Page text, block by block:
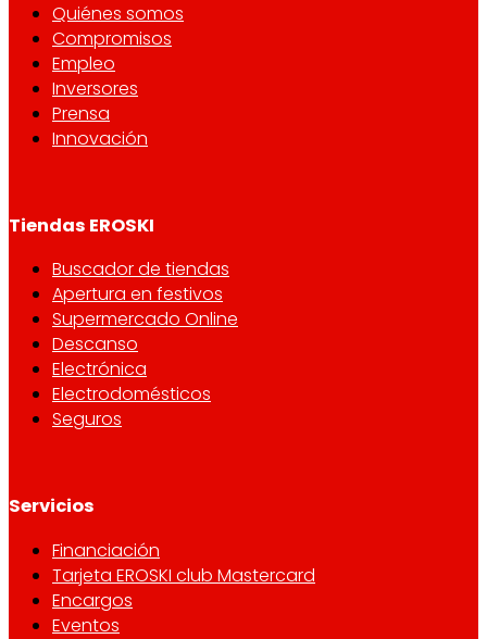
Quiénes somos
Compromisos
Empleo
Inversores
Prensa
Innovación
Tiendas EROSKI
Buscador de tiendas
Apertura en festivos
Supermercado Online
Descanso
Electrónica
Electrodomésticos
Seguros
Servicios
Financiación
Tarjeta EROSKI club Mastercard
Encargos
Eventos